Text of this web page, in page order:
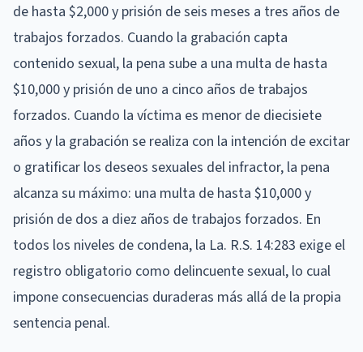
de hasta $2,000 y prisión de seis meses a tres años de
trabajos forzados. Cuando la grabación capta
contenido sexual, la pena sube a una multa de hasta
$10,000 y prisión de uno a cinco años de trabajos
forzados. Cuando la víctima es menor de diecisiete
años y la grabación se realiza con la intención de excitar
o gratificar los deseos sexuales del infractor, la pena
alcanza su máximo: una multa de hasta $10,000 y
prisión de dos a diez años de trabajos forzados. En
todos los niveles de condena, la La. R.S. 14:283 exige el
registro obligatorio como delincuente sexual, lo cual
impone consecuencias duraderas más allá de la propia
sentencia penal.